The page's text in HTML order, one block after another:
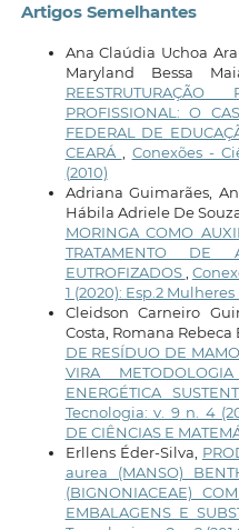
Artigos Semelhantes
Ana Claúdia Uchoa
Maryland Bessa
PROFISSIONAL: O
FEDERAL DE
CEARÁ , Conexões -
(2010)
Adriana Guimarães,
Hábila Adriele De
MORINGA COMO
TRATAMENTO DE
EUTROFIZADOS,
1 (2020): Esp.2
Cleidson Carneiro
Costa, Romana Rebeca
DE RESÍDUO DE
VIRA
ENERGÉTICA
Tecnologia: v. 9 n. 4
DE CIÊNCIAS E
Erllens Éder-Silva,
aurea (MANSO)
(BIGNONIACEAE)
EMBALAGENS E